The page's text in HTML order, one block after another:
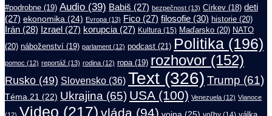
#podrobne (19) Audio (39) Babiš (27) bezpečnost (13) Církev (18) deti
(27) ekonomika (24) Evropa (13) Fico (27) filosofie (30) historie (20)
Irán (28) Izrael (27) korupcia (27) Kultura (15) Maďarsko (20) NATO
(20) náboženství (19) parlament (12) podcast (21) Politika (196)
pomoc (12) reportáž (13) rodina (12) ropa (19) rozhovor (152)
Rusko (49) Slovensko (36) Text (326) Trump (61)
Téma.21 (22) Ukrajina (65) USA(100) Venezuela (12) Vianoce
Video (217) vláda (94)